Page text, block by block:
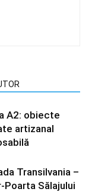
A2: obiecte
artizanal
Transilvania –
Sălajului